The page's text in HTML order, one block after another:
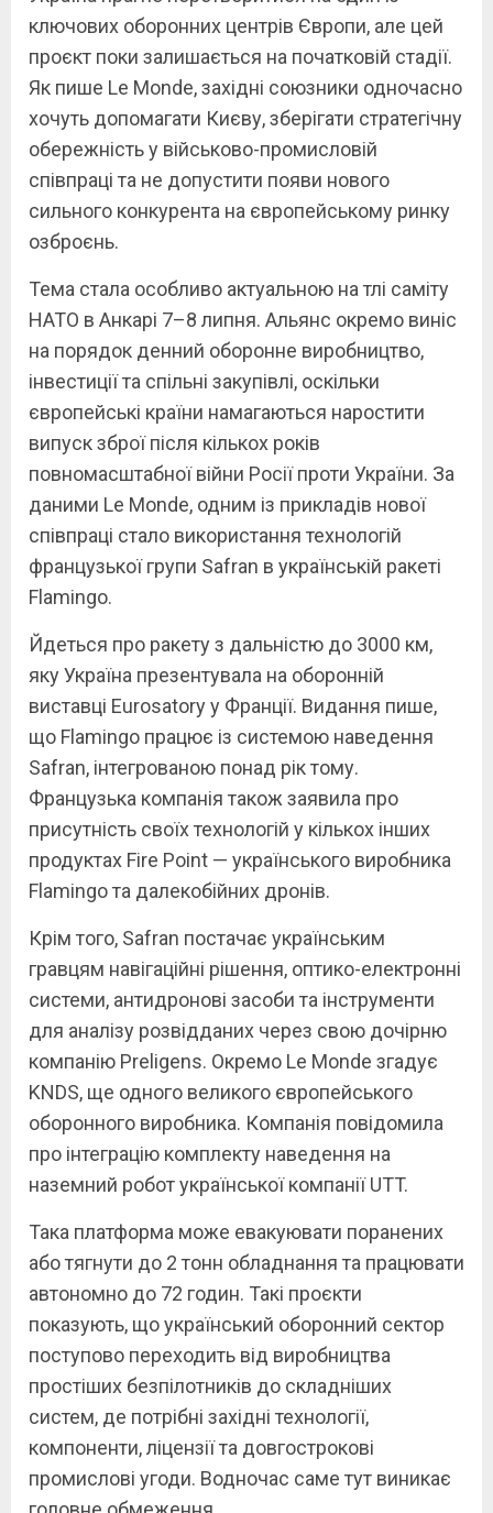
ключових оборонних центрів Європи, але цей
проєкт поки залишається на початковій стадії.
Як пише Le Monde, західні союзники одночасно
хочуть допомагати Києву, зберігати стратегічну
обережність у військово-промисловій
співпраці та не допустити появи нового
сильного конкурента на європейському ринку
озброєнь.
Тема стала особливо актуальною на тлі саміту
НАТО в Анкарі 7–8 липня. Альянс окремо виніс
на порядок денний оборонне виробництво,
інвестиції та спільні закупівлі, оскільки
європейські країни намагаються наростити
випуск зброї після кількох років
повномасштабної війни Росії проти України. За
даними Le Monde, одним із прикладів нової
співпраці стало використання технологій
французької групи Safran в українській ракеті
Flamingo.
Йдеться про ракету з дальністю до 3000 км,
яку Україна презентувала на оборонній
виставці Eurosatory у Франції. Видання пише,
що Flamingo працює із системою наведення
Safran, інтегрованою понад рік тому.
Французька компанія також заявила про
присутність своїх технологій у кількох інших
продуктах Fire Point — українського виробника
Flamingo та далекобійних дронів.
Крім того, Safran постачає українським
гравцям навігаційні рішення, оптико-електронні
системи, антидронові засоби та інструменти
для аналізу розвідданих через свою дочірню
компанію Preligens. Окремо Le Monde згадує
KNDS, ще одного великого європейського
оборонного виробника. Компанія повідомила
про інтеграцію комплекту наведення на
наземний робот української компанії UTT.
Така платформа може евакуювати поранених
або тягнути до 2 тонн обладнання та працювати
автономно до 72 годин. Такі проєкти
показують, що український оборонний сектор
поступово переходить від виробництва
простіших безпілотників до складніших
систем, де потрібні західні технології,
компоненти, ліцензії та довгострокові
промислові угоди. Водночас саме тут виникає